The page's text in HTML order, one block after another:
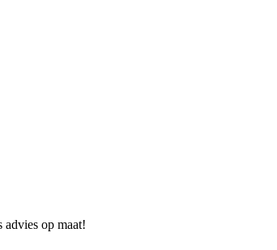
advies op maat!